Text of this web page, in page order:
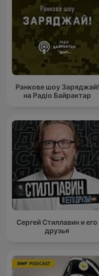
Ранкове шоу Заряджай!
на Радіо Байрактар
Сергей Стиллавин и его
друзья